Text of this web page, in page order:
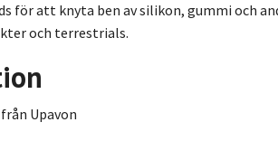
för att knyta ben av silikon, gummi och
och terrestrials.
Upavon